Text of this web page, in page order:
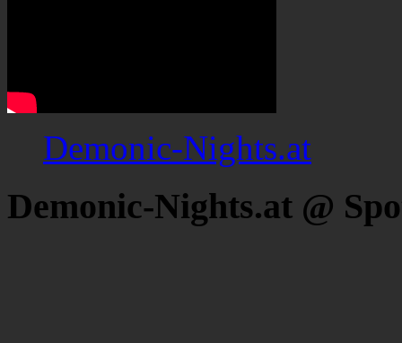
Demonic-Nights.at
Demonic-Nights.at @